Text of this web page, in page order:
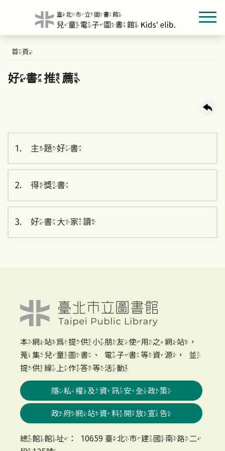
首頁
好書推薦
1 主題好書
2 得獎書
3 好書大家讀
本網站為提供小朋友使用之網站，
蒐集兒童圖書、電子書等資源，並
提供線上作答等活動
隱私權及資訊安全政策
政府網站資料開放宣告
總館館址：10659 臺北市建國南路二